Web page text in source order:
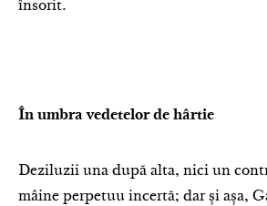
însorit.
În umbra vedetelor de hârtie
Deziluzii una după alta, nici un
mâine perpetuu incertă; dar și așa,